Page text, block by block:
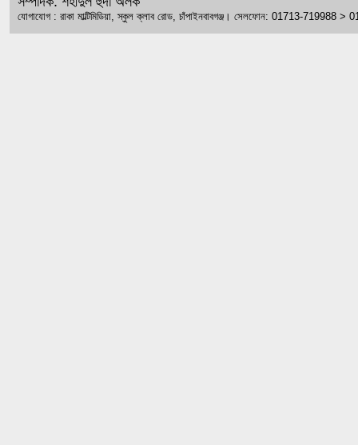
যোগাযোগ : রাকা মাল্টিমিডিয়া, স্কুল ক্লাব রোড, চাঁপাইনবাবগঞ্জ। সেলফোন: 01713-